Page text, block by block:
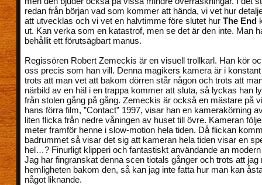
redan från början vad som kommer att hända, vi vet hur
att utvecklas och vi vet en halvtimme före slutet hur The End
ut. Kan verka som en katastrof, men se det är den inte. Man
behållit ett förutsägbart manus.
Regissören Robert Zemeckis är en visuell trollkarl. Han kör
oss precis som han vill. Denna magikers kamera är i
trots att man vet att bakom dörren står någon och trots att
närbild av en häl i en trappa kommer att sluta, så lyckas han
från stolen gång på gång. Zemeckis är också en mästare på
hans förra film, ”Contact” 1997, visar han en kamerakörning
liten flicka från nedre våningen av huset till övre. Kameran
meter framför henne i slow-motion hela tiden. Då flickan
badrummet så visar det sig att kameran hela tiden visar en
hel…? Finurligt klipperi och fantastiskt användande an
Jag har fingranskat denna scen tiotals gånger och trots att jag
hemligheten bakom den, så kan jag inte fatta hur man kan
något liknande.